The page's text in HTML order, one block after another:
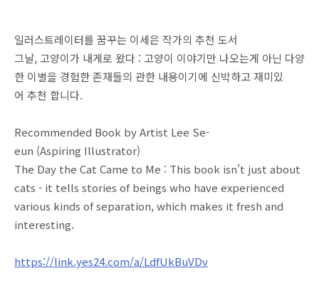
일러스트레이터를 꿈꾸는 이세은 작가의 추천 도서
그날, 고양이가 내게로 왔다 : 고양이 이야기만 나오는게 아닌 다양
한 이별을 경험한 존재들의 관한 내용이기에 신박하고 재미있
어 추천 합니다.
Recommended Book by Artist Lee Se-
eun (Aspiring Illustrator)
The Day the Cat Came to Me : This book isn’t just about
cats - it tells stories of beings who have experienced
various kinds of separation, which makes it fresh and
interesting.
https://link.yes24.com/a/LdfUkBuVDv